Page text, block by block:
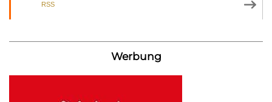
RSS
Werbung